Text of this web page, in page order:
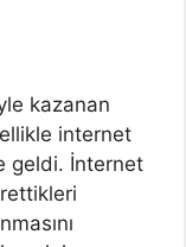
kazanan
internet
geldi. İnternet